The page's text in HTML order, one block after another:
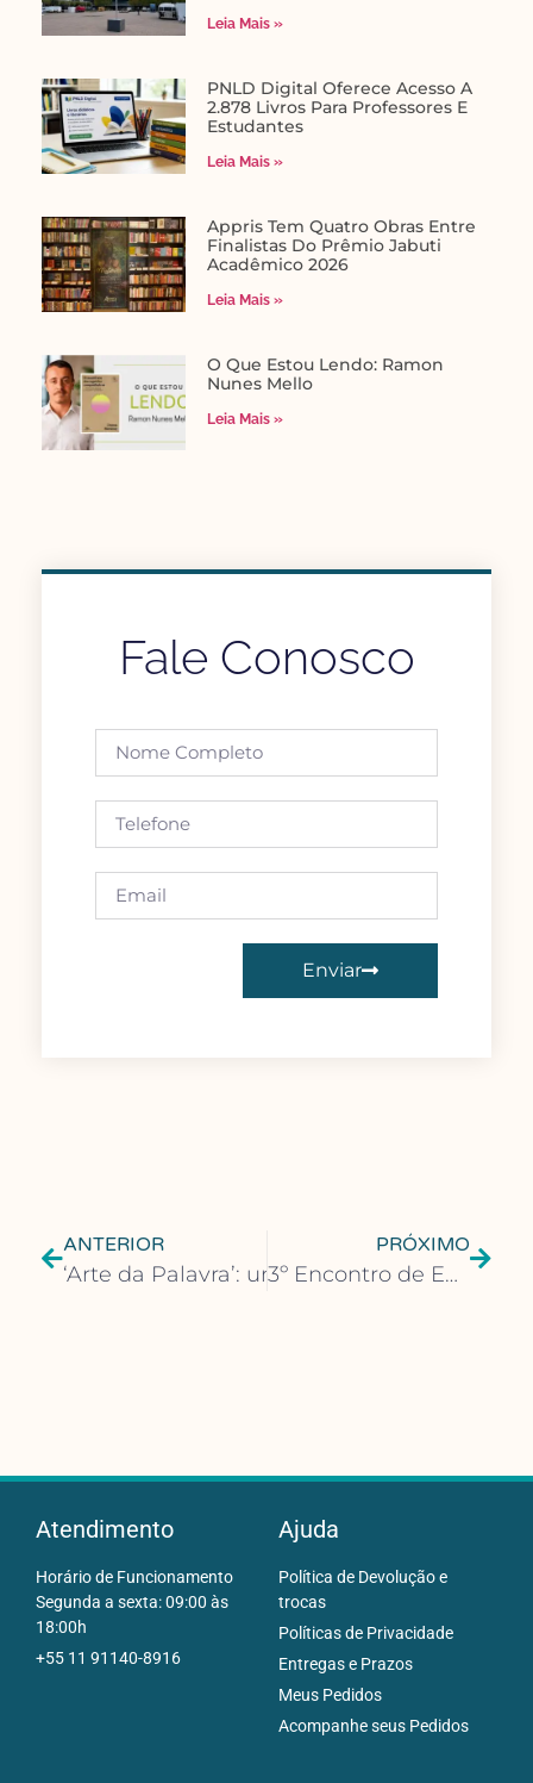
Leia Mais »
PNLD Digital Oferece Acesso A
2.878 Livros Para Professores E
Estudantes
Leia Mais »
Appris Tem Quatro Obras Entre
Finalistas Do Prêmio Jabuti
Acadêmico 2026
Leia Mais »
O Que Estou Lendo: Ramon
Nunes Mello
Leia Mais »
Fale Conosco
Enviar
ANTERIOR
‘Arte da Palavra’: unidades do Sesc RJ
PRÓXIMO
3º Encontro de Editores, Livreiros, Distribuidores e Gráficos terá participação presencial de Videl Bar-Kar
Atendimento
Horário de Funcionamento
Segunda a sexta: 09:00 às
18:00h
+55 11 91140-8916
Ajuda
Política de Devolução e
trocas
Políticas de Privacidade
Entregas e Prazos
Meus Pedidos
Acompanhe seus Pedidos